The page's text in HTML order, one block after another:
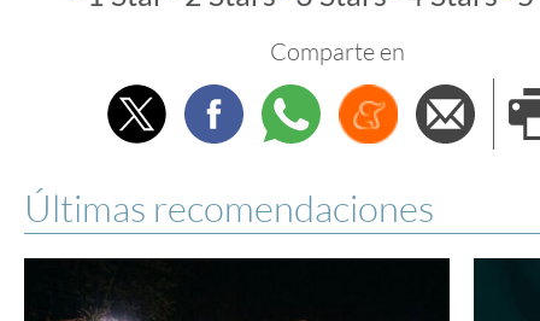
Comparte en
TwitterFacebookWhatsappMenéame
Últimas recomendaciones